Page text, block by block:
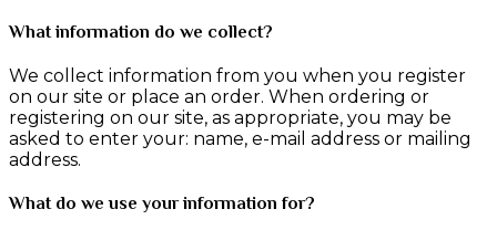
What information do we collect?
We collect information from you when you register
on our site or place an order. When ordering or
registering on our site, as appropriate, you may be
asked to enter your: name, e-mail address or mailing
address.
What do we use your information for?